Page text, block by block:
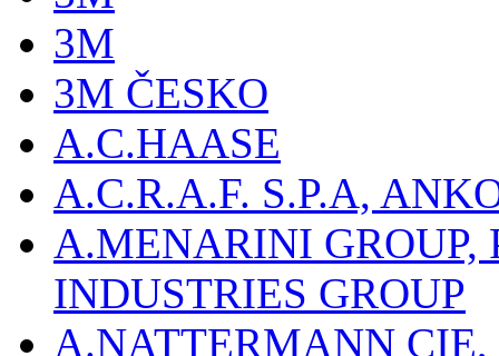
3M
3M ČESKO
A.C.HAASE
A.C.R.A.F. S.P.A,
A.MENARINI
INDUSTRIES GROUP
A.NATTERMANN